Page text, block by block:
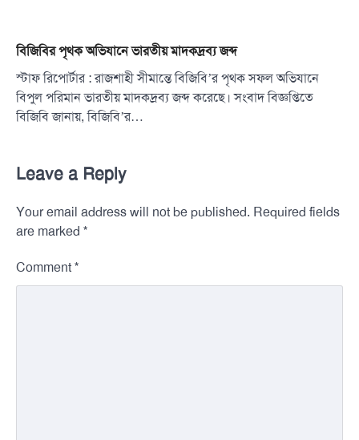
বিজিবির পৃথক অভিযানে ভারতীয় মাদকদ্রব্য জব্দ
স্টাফ রিপোর্টার : রাজশাহী সীমান্তে বিজিবি’র পৃথক সফল অভিযানে
বিপুল পরিমান ভারতীয় মাদকদ্রব্য জব্দ করেছে। সংবাদ বিজ্ঞপ্তিতে
বিজিবি জানায়, বিজিবি’র…
Leave a Reply
Your email address will not be published. Required fields
are marked *
Comment *